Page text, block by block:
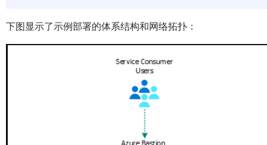
下图显示了示例部署的体系结构和网络拓扑：